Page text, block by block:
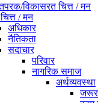
विकासरत चित्त / मन
चित्त / मन
अधिकार
नैतिकता
सदाचार
परिवार
नागरिक समाज
अर्थव्यवस्था